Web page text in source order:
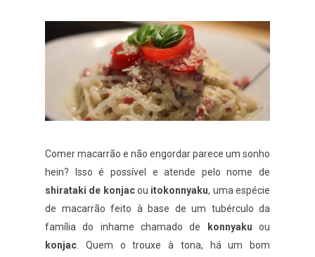
Comer macarrão e não engordar parece um sonho
hein? Isso é possível e atende pelo nome de
shirataki de konjacou itokonnyaku, uma espécie
de macarrão feito à base de um tubérculo da
família do inhame chamado de
konnyaku ou
konjac . Quem o trouxe à tona, há um bom